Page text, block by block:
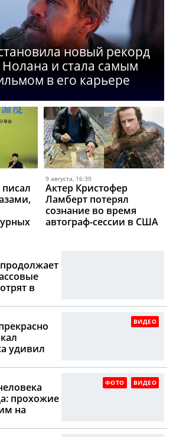
новый рекорд
и стала самым
в его карьере
9 августа, 16:30
Актер Кристофер
Ламберт потерял
сознание во время
автограф-сессии в США
в
ВИДЕО
удивил
ФОТО ВИДЕО
прохожие
на